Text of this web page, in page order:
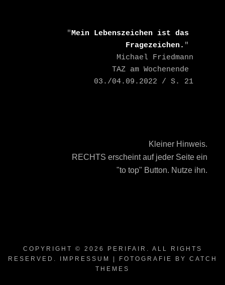
    "
Mein Lebenszeichen ist das
Fragezeichen. "
03./04.09.2022 / S. 21
Kleiner Hinweis.
RECHTS erscheint auf jeder Seite ein
"to top" Button. Nutze ihn.
COPYRIGHT © 2026 PERIFAIR . ALL RIGHTS
RESERVED.
IMPRESSUM | FOTOGRAFIE BY CATCH
THEMES